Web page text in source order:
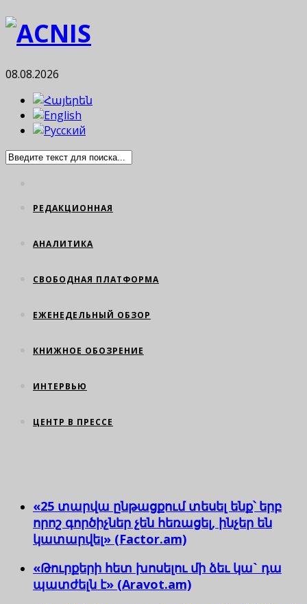
08.08.2026
РЕДАКЦИОННАЯ
АНАЛИТИКА
СВОБОДНАЯ ПЛАТФОРМА
ЕЖЕНЕДЕЛЬНЫЙ ОБЗОР
КНИЖНОЕ ОБОЗРЕНИЕ
ИНТЕРВЬЮ
ЦЕНТР В ПРЕССЕ
«25 տարվա ընթացքում տեսել ենք՝ երբ
որոշ գործիչներ չեն հեռացել, ինչեր են
կատարվել» (Factor.am)
«Թուրքերի հետ խոսելու մի ձեւ կա` դա
պատժելն է» (Aravot.am)